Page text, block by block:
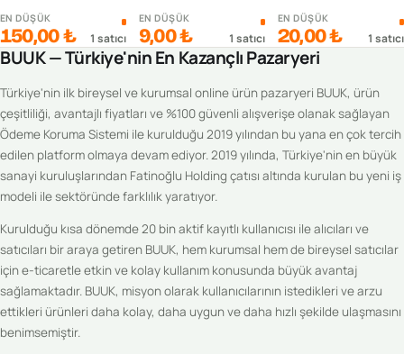
EN DÜŞÜK
150,00 ₺ 1 satıcı
EN DÜŞÜK
9,00 ₺ 1 satıcı
EN DÜŞÜK
20,00 ₺ 1 satıcı
BUUK — Türkiye'nin En Kazançlı Pazaryeri
Türkiye'nin ilk bireysel ve kurumsal online ürün pazaryeri BUUK, ürün
çeşitliliği, avantajlı fiyatları ve %100 güvenli alışverişe olanak sağlayan
Ödeme Koruma Sistemi ile kurulduğu 2019 yılından bu yana en çok tercih
edilen platform olmaya devam ediyor. 2019 yılında, Türkiye'nin en büyük
sanayi kuruluşlarından Fatinoğlu Holding çatısı altında kurulan bu yeni iş
modeli ile sektöründe farklılık yaratıyor.
Kurulduğu kısa dönemde 20 bin aktif kayıtlı kullanıcısı ile alıcıları ve
satıcıları bir araya getiren BUUK, hem kurumsal hem de bireysel satıcılar
için e-ticaretle etkin ve kolay kullanım konusunda büyük avantaj
sağlamaktadır. BUUK, misyon olarak kullanıcılarının istedikleri ve arzu
ettikleri ürünleri daha kolay, daha uygun ve daha hızlı şekilde ulaşmasını
benimsemiştir.